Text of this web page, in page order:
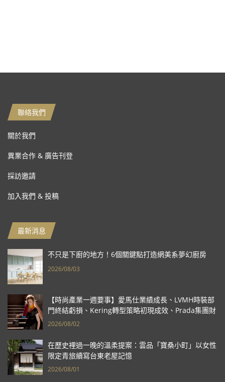
聯絡我們
關於我們
異業合作 & 廣告刊登
採訪邀請
加入我們 & 投稿
最新消息
不只是下廚的地方！6個關鍵點打造網美系夢幻廚房
2026/08/03
【時尚產業一週要事】愛馬仕業績成長、LVMH時裝部
門終結虧損、Kering轉型策略初現成效、Prada集團財
報亮眼
2026/08/02
在歷史裡過一晚的溫柔提案：雲品「寶桑小町」以女性
限定青旅續寫台東老屋記憶
2026/08/01